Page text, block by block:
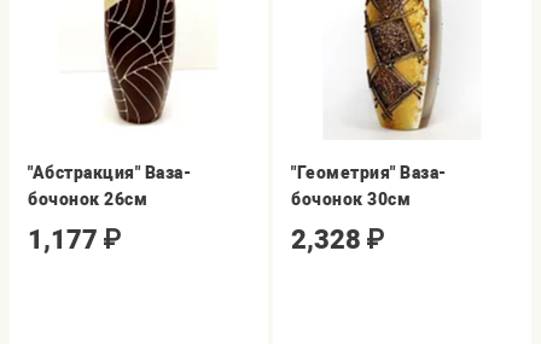
"Абстракция" Ваза-
бочонок 26cм
1,177 ₽
"Геометрия" Ваза-
бочонок 30см
2,328 ₽